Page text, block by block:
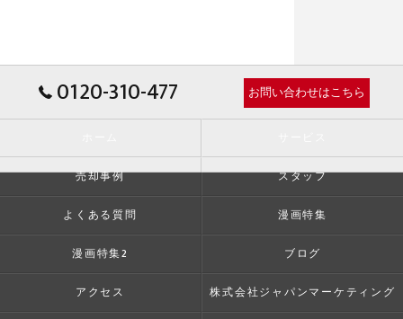
0120-310-477 お問い合わせはこちら
売却事例 スタッフ
よくある質問 漫画特集
漫画特集2 ブログ
アクセス 株式会社ジャパンマーケティング